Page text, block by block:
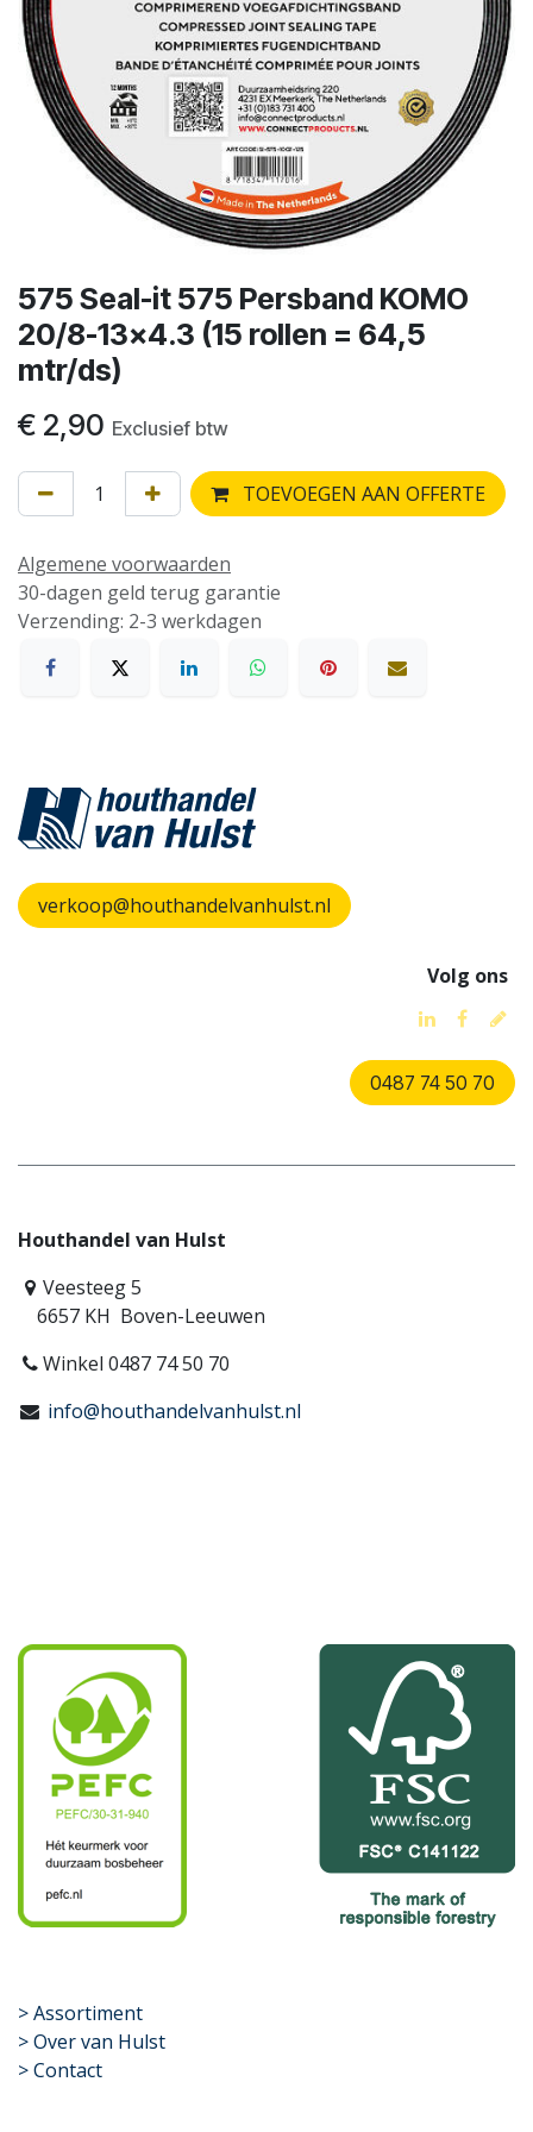
575 Seal-it 575 Persband KOMO
20/8-13x4.3 (15 rollen = 64,5
mtr/ds)
€ 2,90 Exclusief btw
TOEVOEGEN AAN OFFERTE
Algemene voorwaarden
30-dagen geld terug garantie
Verzending: 2-3 werkdagen
verkoop@houthandelvanhulst.nl
Volg ons
0487 74 50 70
Houthandel van Hulst
Veesteeg 5
6657 KH Boven-Leeuwen
Winkel 0487 74 50 70
info@houthandelvanhulst.nl
​>Assortiment
> Over van Hulst
> Contact